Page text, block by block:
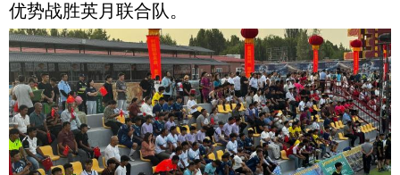
优势战胜英月联合队。